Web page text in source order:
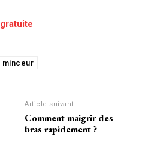
minceur
Article suivant
Comment maigrir des
bras rapidement ?